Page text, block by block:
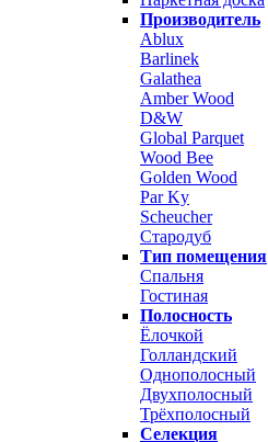
Производитель
Ablux
Barlinek
Galathea
Amber Wood
D&W
Global Parquet
Wood Bee
Golden Wood
Par Ky
Scheucher
Стародуб
Тип помещения
Спальня
Гостиная
Полосность
Ёлочкой
Голландский
Однополосный
Двухполосный
Трёхполосный
Селекция